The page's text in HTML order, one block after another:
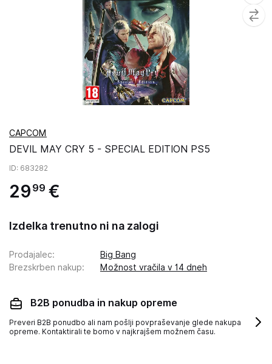
CAPCOM
DEVIL MAY CRY 5 - SPECIAL EDITION PS5
ID: 683282
29 99 €
Izdelka trenutno ni na zalogi
Prodajalec:
Big Bang
Brezskrben nakup: Možnost vračila v 14 dneh
B2B ponudba in nakup opreme
Preveri B2B ponudbo ali nam pošlji povpraševanje glede nakupa
opreme. Kontaktirali te bomo v najkrajšem možnem času.